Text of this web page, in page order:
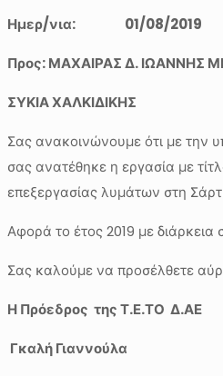
Ημερ/νια: 01/08/2019
Προς:ΜΑΧΑΙΡΑΣ Δ. ΙΩΑΝΝΗΣ
ΣΥΚΙΑ ΧΑΛΚΙΔΙΚΗΣ
Σας ανακοινώνουμε ότι με την
σας ανατέθηκε η εργασία με
επεξεργασίας λυμάτων στη
Αφορά το έτος 2019 με
Σας καλούμε να προσέλθετε
Η Πρόεδρος της Τ.Ε.ΤΟ Δ.ΑΕ
Γκαλή Γιαννούλα